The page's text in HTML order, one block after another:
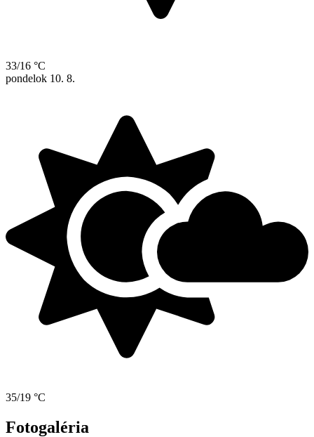
33/16 °C
pondelok 10. 8.
35/19 °C
Fotogaléria